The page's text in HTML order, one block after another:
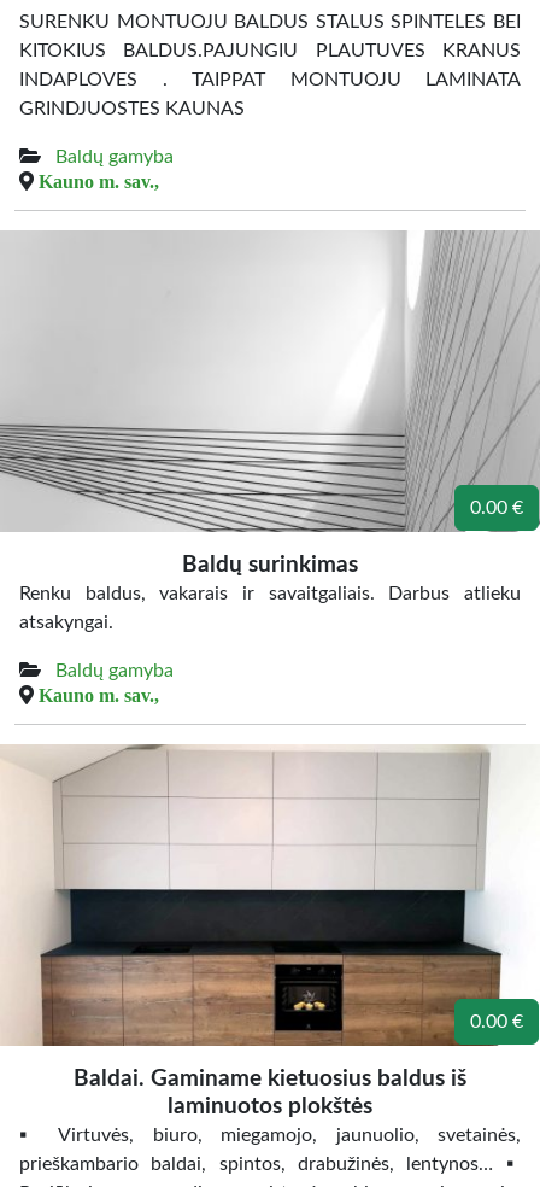
SURENKU MONTUOJU BALDUS STALUS SPINTELES BEI
KITOKIUS BALDUS.PAJUNGIU PLAUTUVES KRANUS
INDAPLOVES . TAIPPAT MONTUOJU LAMINATA
GRINDJUOSTES KAUNAS
Baldų gamyba
Kauno m. sav.,
0.00 €
Baldų surinkimas
Renku baldus, vakarais ir savaitgaliais. Darbus atlieku
atsakyngai.
Baldų gamyba
Kauno m. sav.,
0.00 €
Baldai. Gaminame kietuosius baldus iš
laminuotos plokštės
▪️ Virtuvės, biuro, miegamojo, jaunuolio, svetainės,
prieškambario baldai, spintos, drabužinės, lentynos… ▪️